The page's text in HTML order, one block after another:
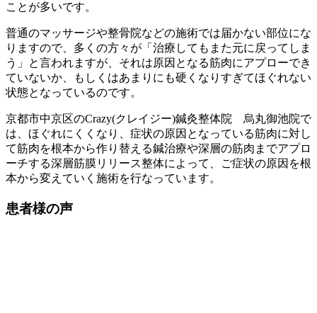
ことが多いです。
普通のマッサージや整骨院などの施術では届かない部位にな
りますので、多くの方々が「治療してもまた元に戻ってしま
う」と言われますが、それは原因となる筋肉にアプローでき
ていないか、もしくはあまりにも硬くなりすぎてほぐれない
状態となっているのです。
京都市中京区のCrazy(クレイジー)鍼灸整体院 烏丸御池院で
は、ほぐれにくくなり、症状の原因となっている筋肉に対し
て筋肉を根本から作り替える鍼治療や深層の筋肉までアプロ
ーチする深層筋膜リリース整体によって、ご症状の原因を根
本から変えていく施術を行なっています。
患者様の声